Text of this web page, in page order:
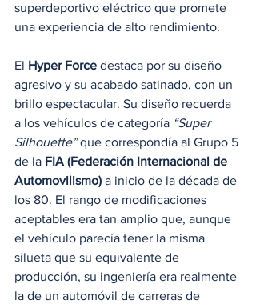
superdeportivo eléctrico que promete
una experiencia de alto rendimiento.
El Hyper Force destaca por su diseño
agresivo y su acabado satinado, con un
brillo espectacular. Su diseño recuerda
a los vehículos de categoría “Super
Silhouette” que correspondía al Grupo 5
de la FIA (Federación Internacional de
Automovilismo) a inicio de la década de
los 80. El rango de modificaciones
aceptables era tan amplio que, aunque
el vehículo parecía tener la misma
silueta que su equivalente de
producción, su ingeniería era realmente
la de un automóvil de carreras de